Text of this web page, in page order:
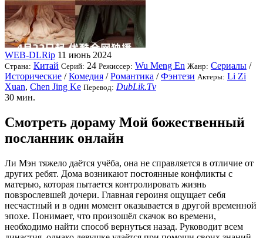
WEB-DLRip 11 июнь 2024
Страна: Китай Серий: 24 Режиссер: Wu Meng En Жанр: Сериалы /
Исторические /Комедия /Романтика /Фэнтези Актеры: Li Zi
Xuan, Chen Jing Ke Перевод: DubLik.Tv
30 мин.
Смотреть дораму Мой божественный
посланник онлайн
Ли Мэн тяжело даётся учёба, она не справляется в отличие от
других ребят. Дома возникают постоянные конфликты с
матерью, которая пытается контролировать жизнь
повзрослевшей дочери. Главная героиня ощущает себя
несчастный и в один момент оказывается в другой временной
эпохе. Понимает, что произошёл скачок во времени,
необходимо найти способ вернуться назад. Руководит всем